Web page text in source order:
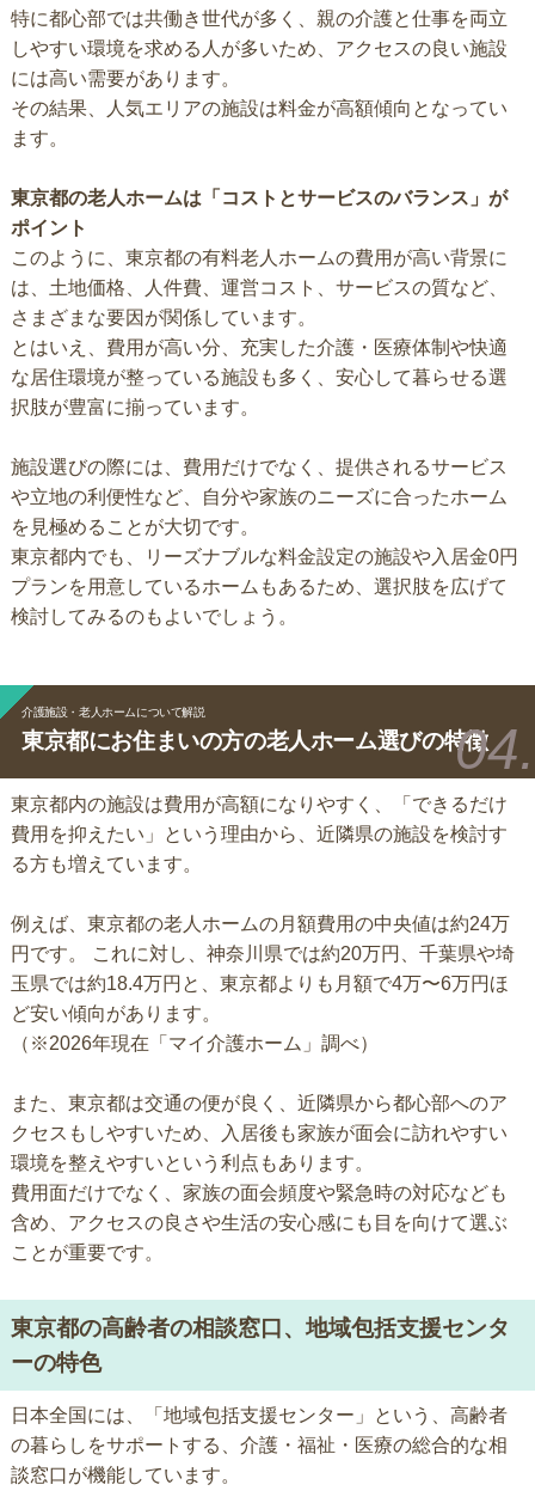
特に都心部では共働き世代が多く、親の介護と仕事を両立
しやすい環境を求める人が多いため、アクセスの良い施設
には高い需要があります。
その結果、人気エリアの施設は料金が高額傾向となってい
ます。
東京都の老人ホームは「コストとサービスのバランス」が
ポイント
このように、東京都の有料老人ホームの費用が高い背景に
は、土地価格、人件費、運営コスト、サービスの質など、
さまざまな要因が関係しています。
とはいえ、費用が高い分、充実した介護・医療体制や快適
な居住環境が整っている施設も多く、安心して暮らせる選
択肢が豊富に揃っています。
施設選びの際には、費用だけでなく、提供されるサービス
や立地の利便性など、自分や家族のニーズに合ったホーム
を見極めることが大切です。
東京都内でも、リーズナブルな料金設定の施設や入居金0円
プランを用意しているホームもあるため、選択肢を広げて
検討してみるのもよいでしょう。
介護施設・老人ホームについて解説
東京都にお住まいの方の老人ホーム選びの特徴
東京都内の施設は費用が高額になりやすく、「できるだけ
費用を抑えたい」という理由から、近隣県の施設を検討す
る方も増えています。
例えば、東京都の老人ホームの月額費用の中央値は約24万
円です。 これに対し、神奈川県では約20万円、千葉県や埼
玉県では約18.4万円と、東京都よりも月額で4万〜6万円ほ
ど安い傾向があります。
（※2026年現在「マイ介護ホーム」調べ）
また、東京都は交通の便が良く、近隣県から都心部へのア
クセスもしやすいため、入居後も家族が面会に訪れやすい
環境を整えやすいという利点もあります。
費用面だけでなく、家族の面会頻度や緊急時の対応なども
含め、アクセスの良さや生活の安心感にも目を向けて選ぶ
ことが重要です。
東京都の高齢者の相談窓口、地域包括支援センタ
ーの特色
日本全国には、「地域包括支援センター」という、高齢者
の暮らしをサポートする、介護・福祉・医療の総合的な相
談窓口が機能しています。